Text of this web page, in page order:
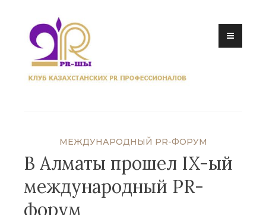
содержанию
МЕЖДУНАРОДНЫЙ PR-ФОРУМ
В Алматы прошел IX-ый
международный PR-
форум